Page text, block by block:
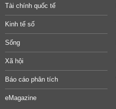
Tài chính quốc tế
Kinh tế số
Sống
Xã hội
Báo cáo phân tích
eMagazine